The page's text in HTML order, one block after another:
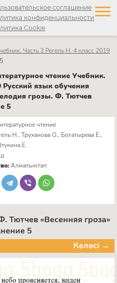
соглашение
конфиденциальности
Cookie
Часть 3 Регель Н. 4 класс 2019
чтение Учебник.
Русский язык обучения
грозы. Ф. Тютчев
5
чтение
Н., Труханова О., Богатырева Е.,
Е.
Алматыкітап
Тютчев «Весенняя гроза»
5
Келесі →